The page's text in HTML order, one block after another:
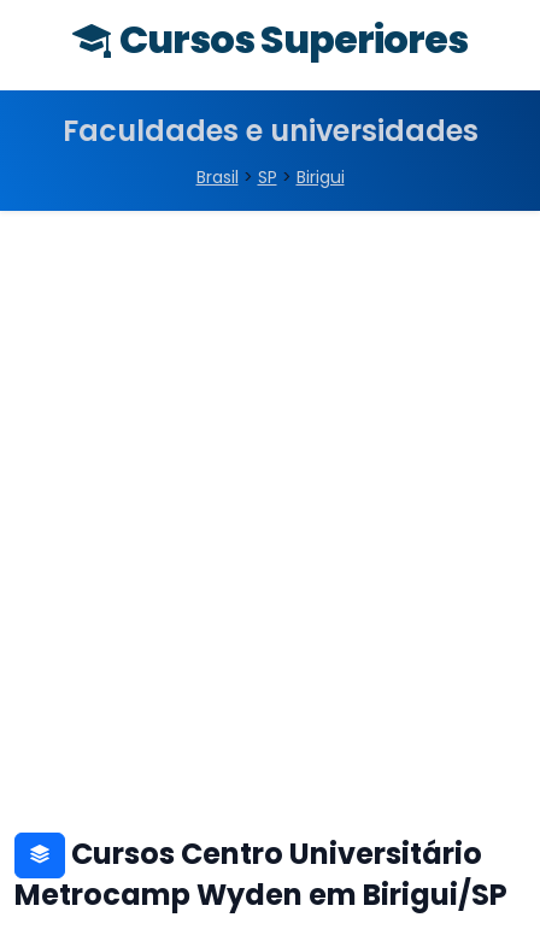
Cursos Superiores
Faculdades e universidades
Brasil > SP > Birigui
Cursos Centro Universitário
Metrocamp Wyden em Birigui/SP